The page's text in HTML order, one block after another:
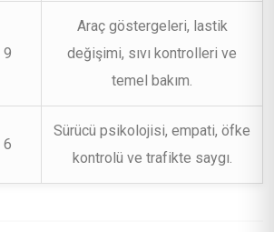
9
Araç göstergeleri, lastik
değişimi, sıvı kontrolleri ve
temel bakım.
6
Sürücü psikolojisi, empati, öfke
kontrolü ve trafikte saygı.